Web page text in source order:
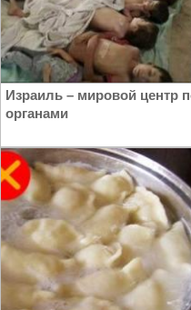
Израиль – мировой центр
органами